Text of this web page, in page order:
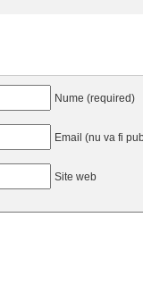
Nume (required)
Email (nu va fi
Site web